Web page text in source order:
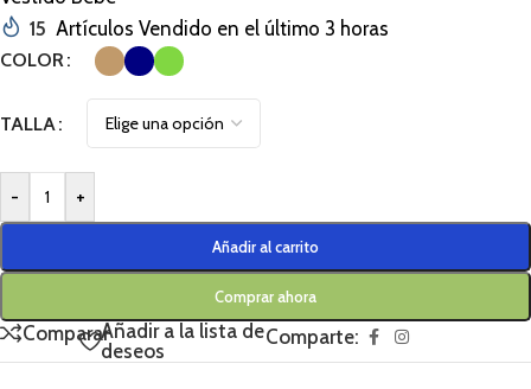
15 Artículos Vendido en el último 3 horas
COLOR
TALLA
- +
Añadir al carrito
Comprar ahora
CompararAñadir a la lista de
deseos
Comparte: